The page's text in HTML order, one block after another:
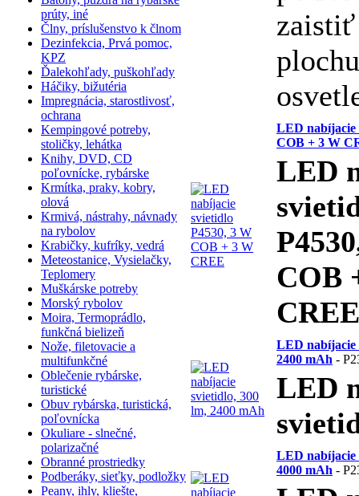
prúty, iné
Člny, príslušenstvo k člnom
Dezinfekcia, Prvá pomoc,
KPZ
Ďalekohľady, puškohľady
Háčiky, bižutéria
Impregnácia, starostlivosť,
ochrana
Kempingové potreby,
stoličky, lehátka
Knihy, DVD, CD
poľovnícke, rybárske
Krmítka, praky, kobry,
olová
Krmivá, nástrahy, návnady
na rybolov
Krabičky, kufríky, vedrá
Meteostanice, Vysielačky,
Teplomery
Muškárske potreby
Morský rybolov
Moira, Termoprádlo,
funkčná bielizeň
Nože, filetovacie a
multifunkčné
Oblečenie rybárske,
turistické
Obuv rybárska, turistická,
poľovnícka
Okuliare - slnečné,
polarizačné
Obranné prostriedky
Podberáky, sieťky, podložky
Peany, ihly, kliešte,
plochu
LED nabíjacie
COB + 3 W
LED
COB
CREE
LED nabíjacie
2400 mAh -
LED
LED nabíjacie
4000 mAh -